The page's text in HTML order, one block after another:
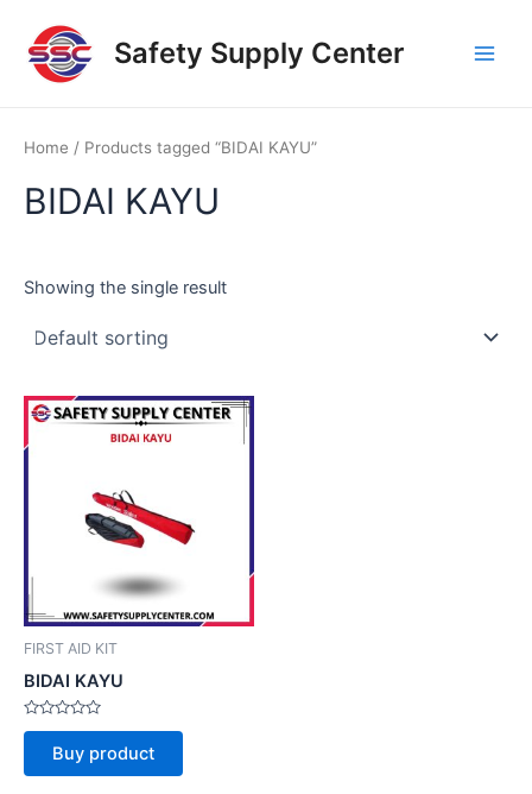
content
Safety Supply Center
Home / Products tagged “BIDAI KAYU”
BIDAI KAYU
Showing the single result
FIRST AID KIT
BIDAI KAYU
Rated
of
Buy product